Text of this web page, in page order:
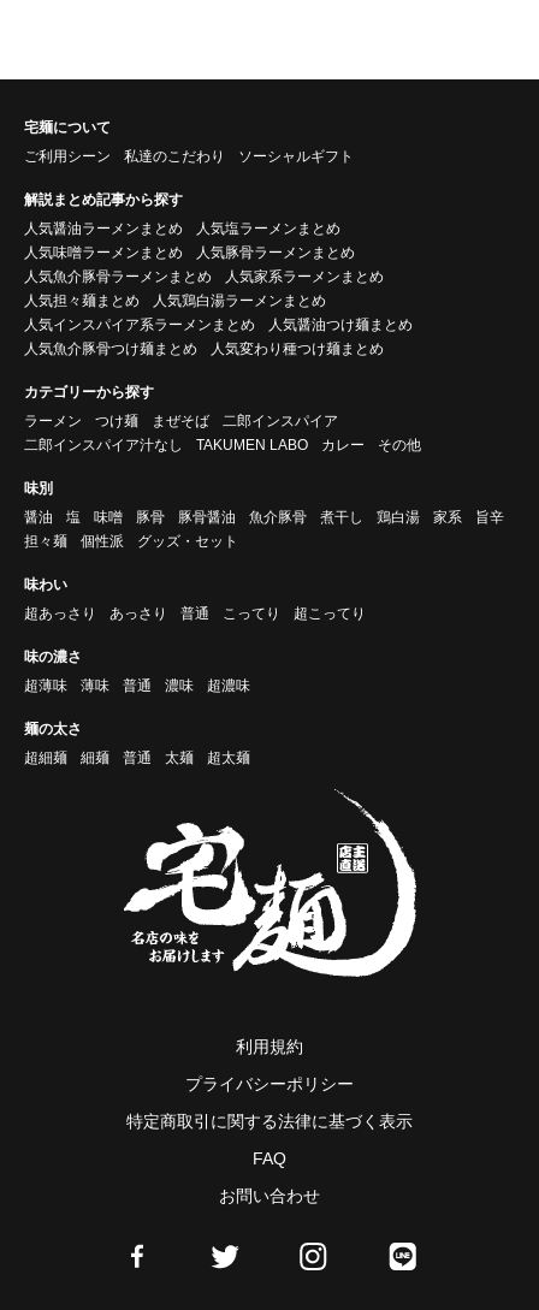
宅麺について
ご利用シーン
私達のこだわり ソーシャルギフト
解説まとめ記事から探す
人気醤油ラーメンまとめ
人気塩ラーメンまとめ
人気味噌ラーメンまとめ
人気豚骨ラーメンまとめ
人気魚介豚骨ラーメンまとめ
人気家系ラーメンまとめ
人気担々麺まとめ
人気鶏白湯ラーメンまとめ
人気インスパイア系ラーメンまとめ
人気醤油つけ麺まとめ
人気魚介豚骨つけ麺まとめ
人気変わり種つけ麺まとめ
カテゴリーから探す
ラーメン
つけ麺 まぜそば
二郎インスパイア
二郎インスパイア汁なし
TAKUMEN LABO カレー その他
味別
醤油
塩 味噌 豚骨 豚骨醤油 魚介豚骨 煮干し 鶏白湯 家系
旨辛
担々麺
個性派 グッズ・セット
味わい
超あっさり
あっさり 普通 こってり 超こってり
味の濃さ
超薄味
薄味 普通 濃味 超濃味
麺の太さ
超細麺
細麺 普通 太麺 超太麺
利用規約
プライバシーポリシー
特定商取引に関する法律に基づく表示
FAQ
お問い合わせ